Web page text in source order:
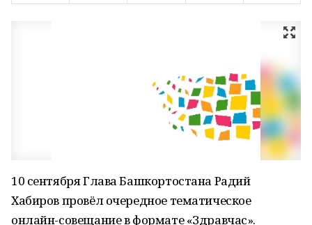
10 сентября Глава Башкортостана Радий
Хабиров провёл очередное тематическое
онлайн-совещание в формате «Здравчас».